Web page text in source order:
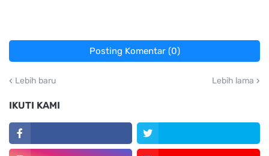
Posting Komentar (0)
Lebih baru Lebih lama
IKUTI KAMI